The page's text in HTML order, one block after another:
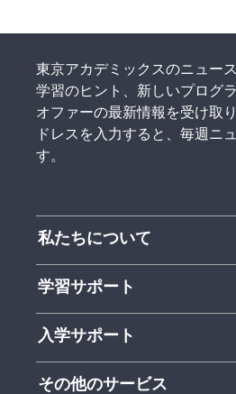
私たちについて
学習サポート
入学サポート
その他のサービス
東京アカデミックスのニュー
学習のヒント、新しいプログ
オファーの最新情報を受け取
ドレスを入力すると、毎週ニ
す。